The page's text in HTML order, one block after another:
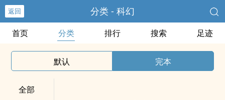
返回 分类 - 科幻
首页 分类 排行 搜索 足迹
默认 完本
全部